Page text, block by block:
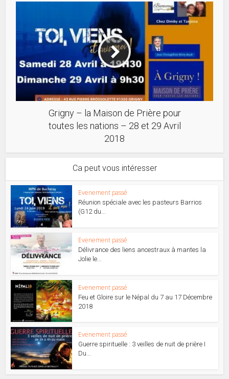
Grigny – la Maison de Prière pour
toutes les nations – 28 et 29 Avril
2018
Ca peut vous intéresser
Evenement passé
Réunion spéciale avec les pasteurs Barrios
(G12 du...
Evenement passé
Délivrance des liens ancestraux à mantes la
Jolie le...
Evenement passé
Feu et Gloire sur le Népal du 7 au 17 Décembre
2018
Evenement passé
Guerre spirituelle : 3 veilles de nuit de prière I
Du...